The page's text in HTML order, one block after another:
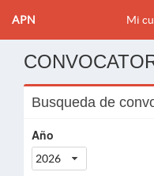
APN Mi
Busqueda de
Año
2026